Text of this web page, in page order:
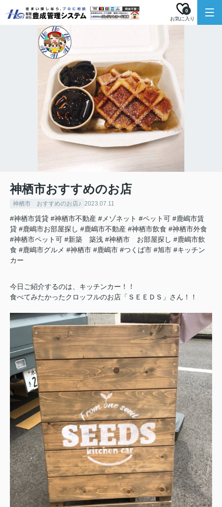
お気に入り
0
神栖市おすすめのお店
神栖市 おすすめのお店♪ 2023.07.11
#神栖市賃貸 #神栖市不動産 #メゾネット #ペット可 #鹿嶋市賃
貸 #鹿嶋市お部屋探し #鹿嶋市不動産 #神栖市飲食 #神栖市外食
#神栖市ペット可 #新築 築浅 #神栖市 お部屋探し #鹿嶋市飲
食 #鹿嶋市グルメ #神栖市 #鹿嶋市 #つくば市 #旭市 #キッチン
カー
今日ご紹介するのは、キッチンカー！！
食べてみたかったクロッフルのお店「ＳＥＥＤＳ」さん！！